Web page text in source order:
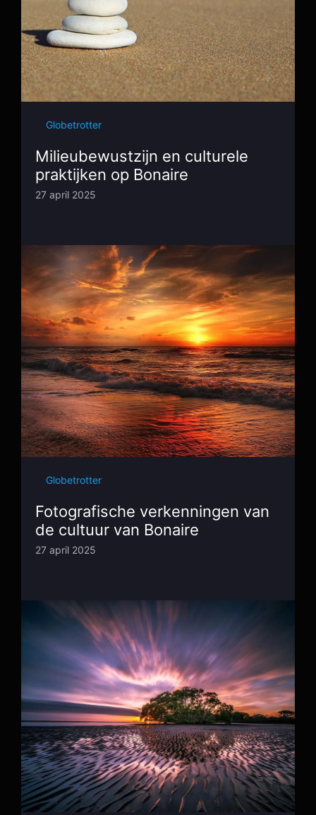
Globetrotter
Milieubewustzijn en culturele
praktijken op Bonaire
27 april 2025
Globetrotter
Fotografische verkenningen van
de cultuur van Bonaire
27 april 2025